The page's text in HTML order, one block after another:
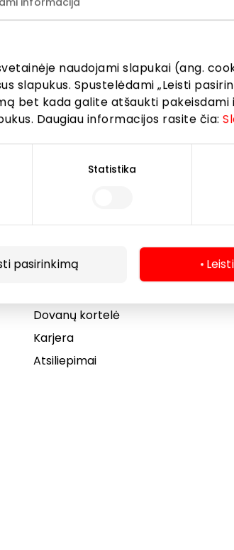
naudojami slapukai (ang.
slapukus. Spustelėdami „Leisti
bet kada galite atšaukti
Daugiau informacijos rasite čia:
Statistika
pasirinkimą
telefonuose. Draudžiant įrenginį
Draugiški gyvūnams
Kontaktai
Dovanų kortelė
Karjera
Atsiliepimai